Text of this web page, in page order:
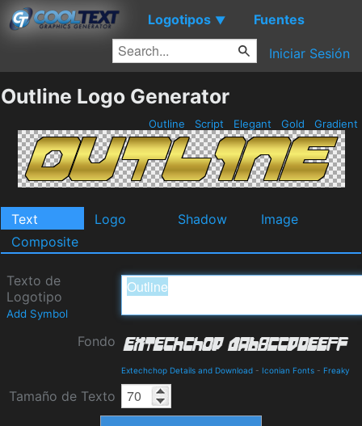
Logotipos ▼ Fuentes
Iniciar Sesión
Outline Logo Generator
Outline Script Elegant Gold Gradient
Text Logo Shadow
Image
Composite
Texto de
Logotipo
Add Symbol
Fondo
Extechchop Details and Download - Iconian Fonts - Freaky
Tamaño de Texto